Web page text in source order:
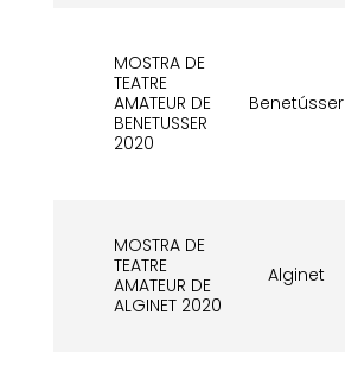
MOSTRA DE
TEATRE
AMATEUR DE
BENETUSSER
2020
Benetússer
MOSTRA DE
TEATRE
AMATEUR DE
ALGINET 2020
Alginet